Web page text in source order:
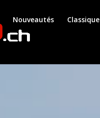
Nouveautés Classique